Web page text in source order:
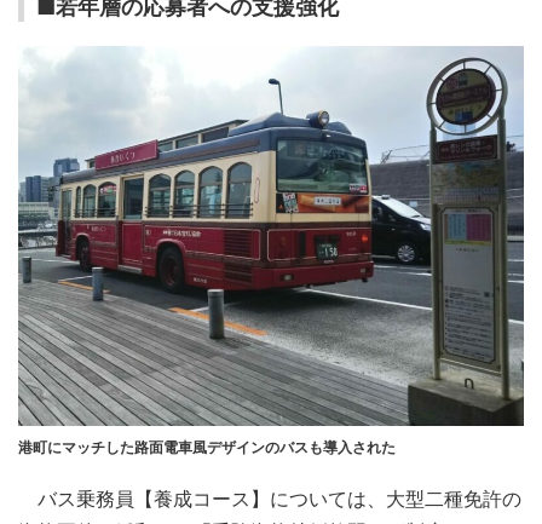
■若年層の応募者への支援強化
港町にマッチした路面電車風デザインのバスも導入された
バス乗務員【養成コース】については、大型二種免許の